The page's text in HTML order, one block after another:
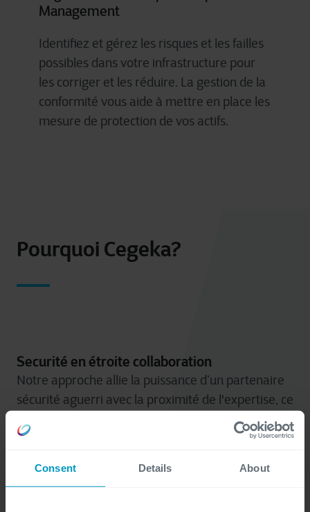
Consent Details About
Management
Identifiez et gérez les risques et les failles
possibles dans votre infrastructure pour
les corriger et les réduire. La gestion de la
conformité vous aide à mettre en place les
mesure de protection de vos actifs.
Pourquoi Cegeka?
Securité en étroite collaboration
Notre approche allie la puissance d’un partenaire
sécurité aguerri avec la proximité de l'expertise, ce
qui garantit que notre capacité est adaptée à votre
contexte et que la réponse aux incidents est la plus